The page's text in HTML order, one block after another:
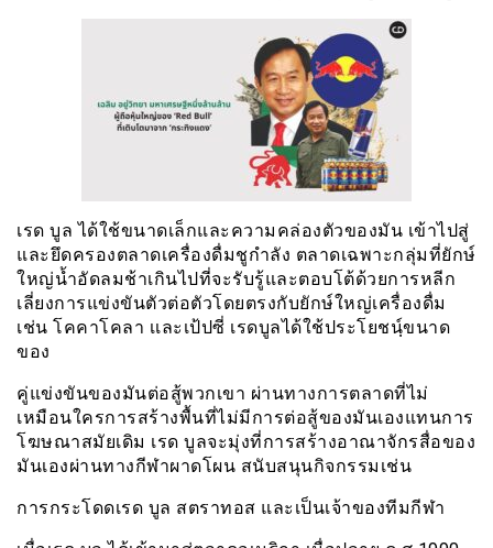
เรด บูล ได้ใช้ขนาดเล็กและความคล่องตัวของมัน เข้าไปสู่
และยึดครองตลาดเครื่องดื่มชูกำลัง ตลาดเฉพาะกลุ่มที่ยักษ์
ใหญ่น้ำอัดลมช้าเกินไปที่จะรับรู้และตอบโต้ด้วยการหลีก
เลี่ยงการแข่งขันตัวต่อตัวโดยตรงกับยักษ์ใหญ่เครื่องดื่ม
เช่น โคคาโคลา เเละเป้ปซี่ เรดบูลได้ใช้ประโยชนฺ์ขนาด
ของ
คู่แข่งขันของมันต่อสู้พวกเขา ผ่านทางการตลาดที่ไม่
เหมือนใครการสร้างพื้นที่ไม่มีการต่อสู้ของมันเองแทนการ
โฆษณาสมัยเดิม เรด บูลจะมุ่งที่การสร้างอาณาจักรสื่อของ
มันเองผ่านทางกีฬาผาดโผน สนับสนุนกิจกรรมเช่น
การกระโดดเรด บูล สตราทอส และเป็นเจ้าของทีมกีฬา